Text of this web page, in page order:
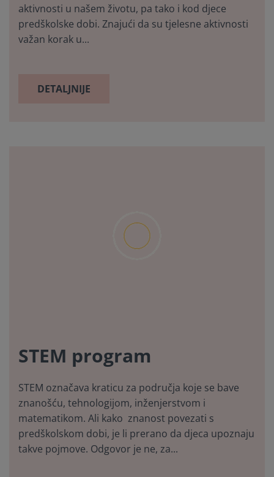
aktivnosti u našem životu, pa tako i kod djece
predškolske dobi. Znajući da su tjelesne aktivnosti
važan korak u...
DETALJNIJE
STEM program
STEM označava kraticu za područja koje se bave
znanošću, tehnologijom, inženjerstvom i
matematikom. Ali kako znanost povezati s
predškolskom dobi, je li prerano da djeca upoznaju
takve pojmove. Odgovor je ne, za...